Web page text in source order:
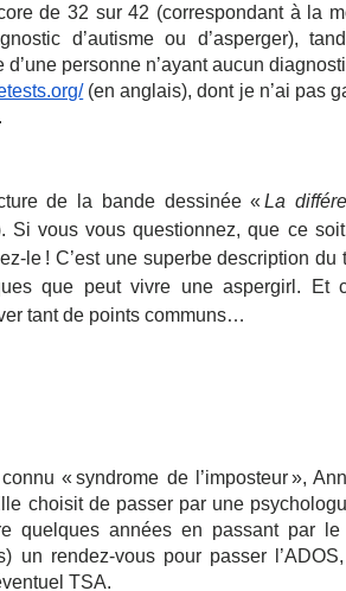
de 32 sur 42 (correspondant à la
d’autisme ou d’asperger),
personne n’ayant aucun
(en anglais), dont je n’ai pas
de la bande dessinée « La
Si vous vous questionnez, que ce
le ! C’est une superbe description du
que peut vivre une aspergirl. Et
tant de points communs…
« syndrome de l’imposteur »,
choisit de passer par une
quelques années en passant par
un rendez-vous pour passer
TSA.